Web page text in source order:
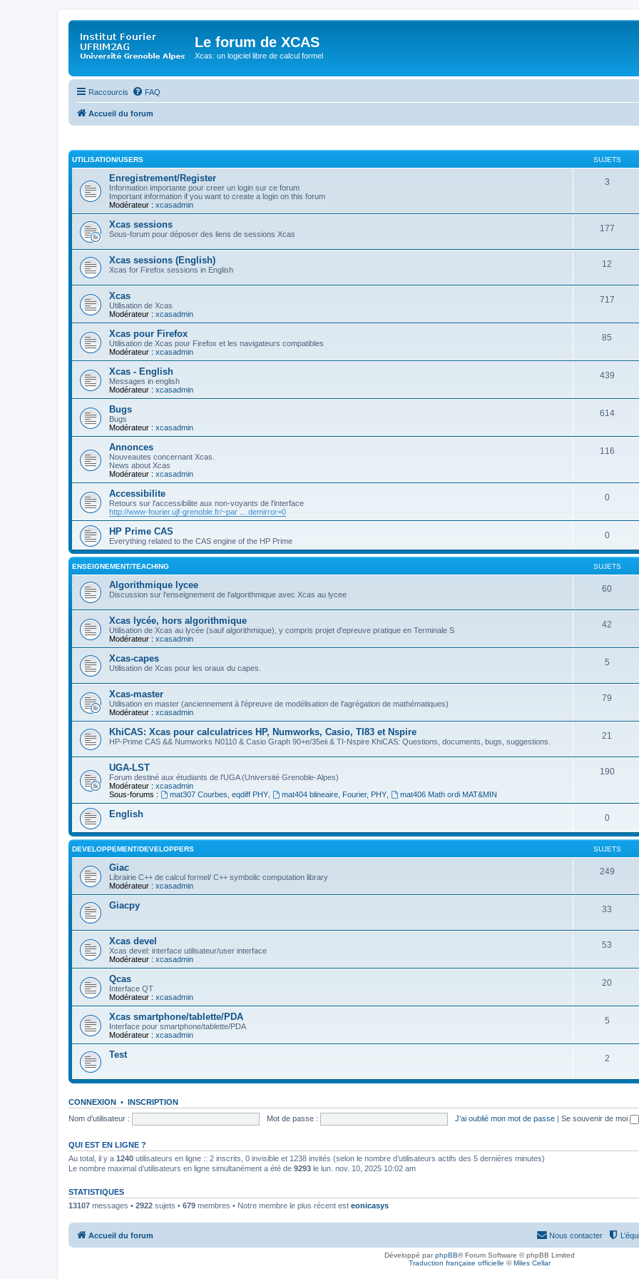
Le forum de XCAS
Xcas: un logiciel libre de calcul formel
Raccourcis FAQ
Accueil du forum
UTILISATION/USERS SUJETS
Enregistrement/Register
Information importante pour creer un login sur ce forum
Important information if you want to create a login on this forum
Modérateur : xcasadmin
3
Xcas sessions
Sous-forum pour déposer des liens de sessions Xcas
177
Xcas sessions (English)
Xcas for Firefox sessions in English
12
Xcas
Utilisation de Xcas
Modérateur : xcasadmin
717
Xcas pour Firefox
Utilisation de Xcas pour Firefox et les navigateurs compatibles
Modérateur : xcasadmin
85
Xcas - English
Messages in english
Modérateur : xcasadmin
439
Bugs
Bugs
Modérateur : xcasadmin
614
Annonces
Nouveautes concernant Xcas.
News about Xcas
Modérateur : xcasadmin
116
Accessibilite
Retours sur l'accessibilite aux non-voyants de l'interface
http://www-fourier.ujf-grenoble.fr/~par ... demirror=0
0
HP Prime CAS
Everything related to the CAS engine of the HP Prime
0
ENSEIGNEMENT/TEACHING SUJETS
Algorithmique lycee
Discussion sur l'enseignement de l'algorithmique avec Xcas au lycee
60
Xcas lycée, hors algorithmique
Utilisation de Xcas au lycée (sauf algorithmique), y compris projet d'epreuve pratique en Terminale S
Modérateur : xcasadmin
42
Xcas-capes
Utilisation de Xcas pour les oraux du capes.
5
Xcas-master
Utilisation en master (anciennement à l'épreuve de modélisation de l'agrégation de mathématiques)
Modérateur : xcasadmin
79
KhiCAS: Xcas pour calculatrices HP, Numworks, Casio, TI83 et Nspire
HP-Prime CAS && Numworks N0110 & Casio Graph 90+e/35eii & TI-Nspire KhiCAS: Questions, documents, bugs, suggestions.
21
UGA-LST
Forum destiné aux étudiants de l'UGA (Université Grenoble-Alpes)
Modérateur : xcasadmin
Sous-forums :
mat307 Courbes, eqdiff PHY, mat404 blineaire, Fourier, PHY, mat406 Math ordi MAT&MIN
190
English 0
DEVELOPPEMENT/DEVELOPPERS SUJETS
Giac
Librairie C++ de calcul formel/ C++ symbolic computation library
Modérateur : xcasadmin
249
Giacpy 33
Xcas devel
Xcas devel: interface utilisateur/user interface
Modérateur : xcasadmin
53
Qcas
Interface QT
Modérateur : xcasadmin
20
Xcas smartphone/tablette/PDA
Interface pour smartphone/tablette/PDA
Modérateur : xcasadmin
5
Test 2
CONNEXION • INSCRIPTION
Nom d’utilisateur :
Mot de passe : J’ai oublié mon mot de passe | Se souvenir de moi
QUI EST EN LIGNE ?
Au total, il y a 1240 utilisateurs en ligne :: 2 inscrits, 0 invisible et 1238 invités (selon le nombre d’utilisateurs actifs des 5 dernières minutes)
Le nombre maximal d’utilisateurs en ligne simultanément a été de 9293 le lun. nov. 10, 2025 10:02 am
STATISTIQUES
13107 messages • 2922 sujets • 679 membres • Notre membre le plus récent est eonicasys
Accueil du forum Nous contacter
Développé parphpBB® Forum Software © phpBB Limited
Traduction française officielle ©Miles Cellar